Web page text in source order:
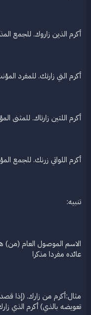
أكرم الذين زاروك. للجمع
أكرم التي زارتك. للمفرد
أكرم اللتين زارتاك. للمثنى
أكرم اللواتي زرنك. للجمع
تنبيه:
الاسم الموصول العام (من)
عائده مفردا مذكرا
مثال:أكرم من زارك. (إذا
تعويضه بالذي) أكرم الذي